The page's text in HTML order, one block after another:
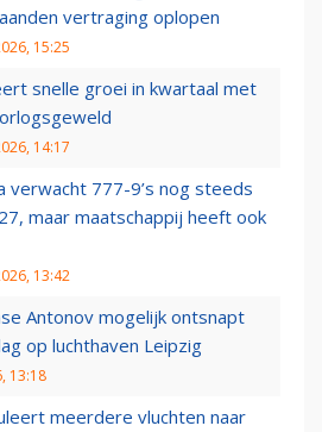
vertraging oplopen
15:25
snelle groei in kwartaal met
14:17
verwacht 777-9’s nog steeds
maar maatschappij heeft ook
13:42
Antonov mogelijk ontsnapt
op luchthaven Leipzig
13:18
meerdere vluchten naar